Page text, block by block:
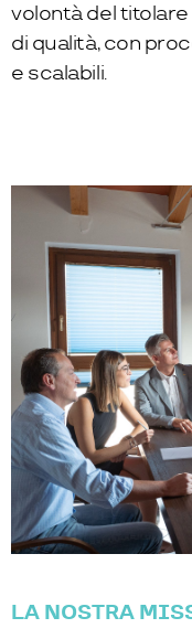
volontà del
di qualità, con
e scalabili.
LA NOSTRA